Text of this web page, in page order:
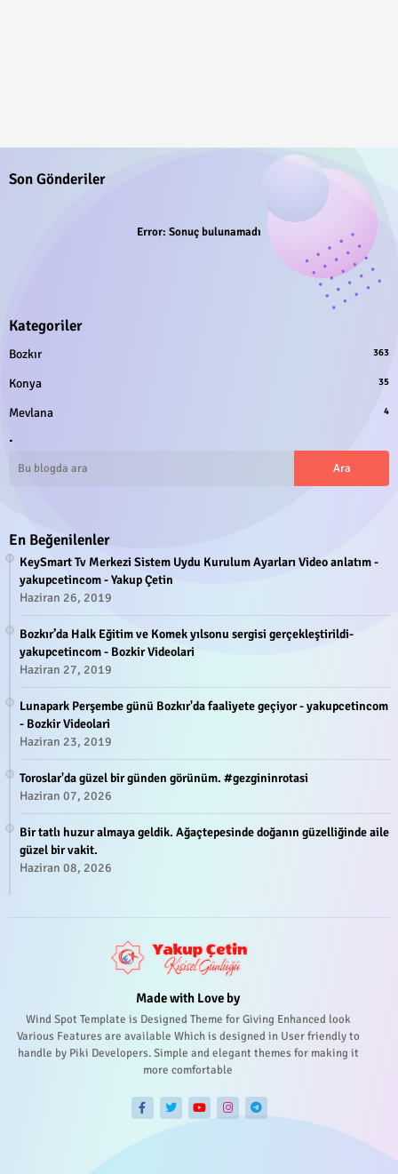
Son Gönderiler
Error: Sonuç bulunamadı
Kategoriler
Bozkır 363
Konya 35
Mevlana 4
.
En Beğenilenler
KeySmart Tv Merkezi Sistem Uydu Kurulum Ayarları Video anlatım -
yakupcetincom - Yakup Çetin
Haziran 26, 2019
Bozkır’da Halk Eğitim ve Komek yılsonu sergisi gerçekleştirildi-
yakupcetincom - Bozkir Videolari
Haziran 27, 2019
Lunapark Perşembe günü Bozkır'da faaliyete geçiyor - yakupcetincom
- Bozkir Videolari
Haziran 23, 2019
Toroslar'da güzel bir günden görünüm. #gezgininrotasi
Haziran 07, 2026
Bir tatlı huzur almaya geldik. Ağaçtepesinde doğanın güzelliğinde aile
güzel bir vakit.
Haziran 08, 2026
Made with Love by
Wind Spot Template is Designed Theme for Giving Enhanced look
Various Features are available Which is designed in User friendly to
handle by Piki Developers. Simple and elegant themes for making it
more comfortable